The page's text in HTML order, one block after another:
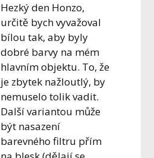
Hezký den Honzo,
určitě bych vyvažoval
bílou tak, aby byly
dobré barvy na mém
hlavním objektu. To, že
je zbytek nažloutlý, by
nemuselo tolik vadit.
Další variantou může
být nasazení
barevného filtru přím